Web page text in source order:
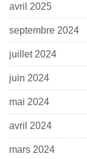
avril 2025
septembre 2024
juillet 2024
juin 2024
mai 2024
avril 2024
mars 2024